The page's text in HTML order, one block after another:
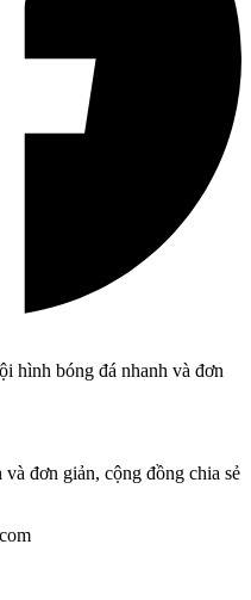
hình bóng đá nhanh và đơn
đơn giản, cộng đồng chia sẻ